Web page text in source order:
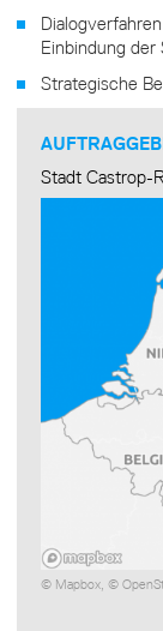
Einbindung
Strategische
Stadt Castrop-
© Mapbox, ©